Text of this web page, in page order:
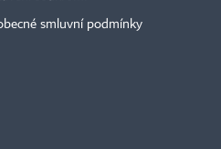
smluvní podmínky